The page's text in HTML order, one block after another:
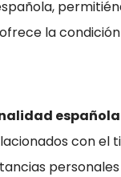
la
con el